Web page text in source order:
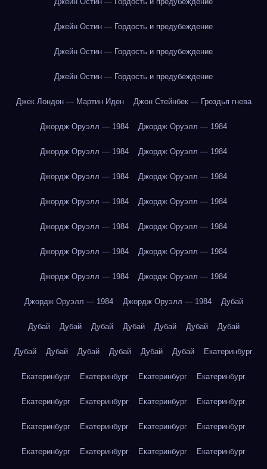
Джейн Остин — Гордость и предубеждение
Джейн Остин — Гордость и предубеждение
Джейн Остин — Гордость и предубеждение
Джек Лондон — Мартин Иден Джон Стейнбек — Гроздья гнева
Джордж Оруэлл — 1984 Джордж Оруэлл — 1984
Джордж Оруэлл — 1984 Джордж Оруэлл — 1984
Джордж Оруэлл — 1984 Джордж Оруэлл — 1984
Джордж Оруэлл — 1984 Джордж Оруэлл — 1984
Джордж Оруэлл — 1984 Джордж Оруэлл — 1984
Джордж Оруэлл — 1984 Джордж Оруэлл — 1984
Джордж Оруэлл — 1984 Джордж Оруэлл — 1984
Джордж Оруэлл — 1984 Джордж Оруэлл — 1984 Дубай
Дубай Дубай Дубай Дубай Дубай Дубай Дубай
Дубай Дубай Дубай Дубай Дубай Дубай Екатеринбург
Екатеринбург Екатеринбург Екатеринбург Екатеринбург
Екатеринбург Екатеринбург Екатеринбург Екатеринбург
Екатеринбург Екатеринбург Екатеринбург Екатеринбург
Екатеринбург Екатеринбург Екатеринбург Екатеринбург